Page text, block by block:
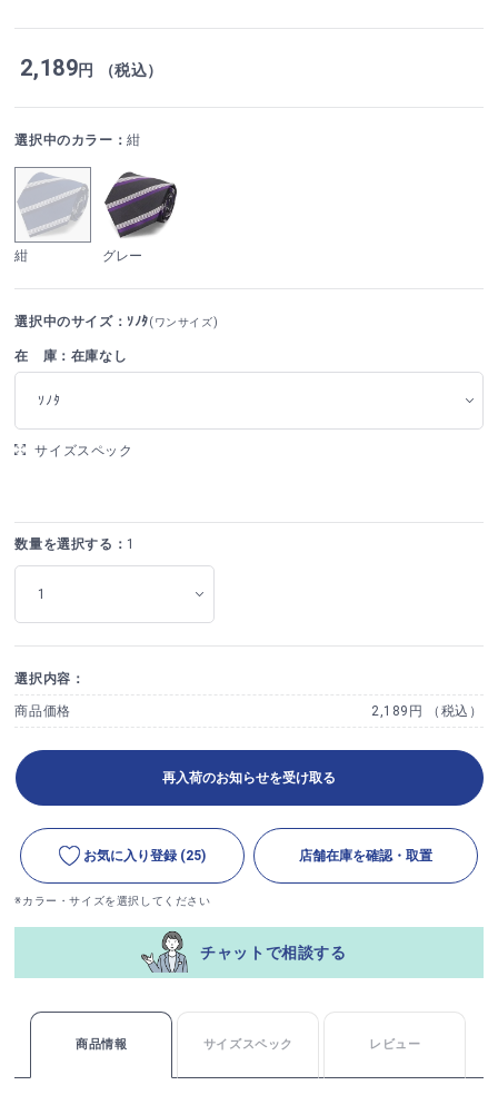
2,189円 （税込）
選択中のカラー：紺
紺 グレー
選択中のサイズ：ｿﾉﾀ(ワンサイズ)
在 庫：在庫なし
ｿﾉﾀ
サイズスペック
数量を選択する： 1
選択内容：
商品価格 2,189円 （税込）
再入荷のお知らせを受け取る
お気に入り登録 (25) 店舗在庫を確認・取置
※カラー・サイズを選択してください
チャットで相談する
商品情報 サイズスペック レビュー